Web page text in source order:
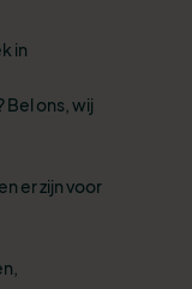
in
ons, wij
er zijn voor